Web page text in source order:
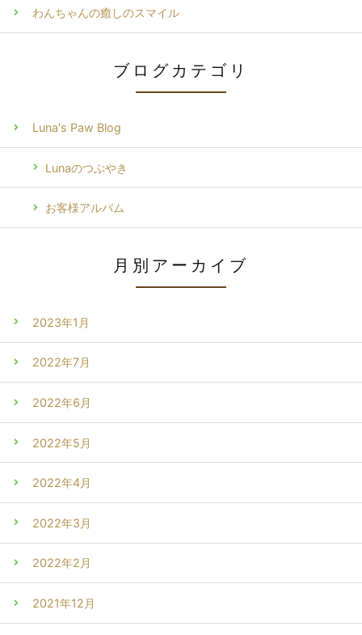
わんちゃんの癒しのスマイル
ブログカテゴリ
Luna's Paw Blog
Lunaのつぶやき
お客様アルバム
月別アーカイブ
2023年1月
2022年7月
2022年6月
2022年5月
2022年4月
2022年3月
2022年2月
2021年12月